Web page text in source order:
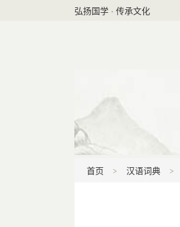
弘扬国学 · 传承文化
首页 汉语词典